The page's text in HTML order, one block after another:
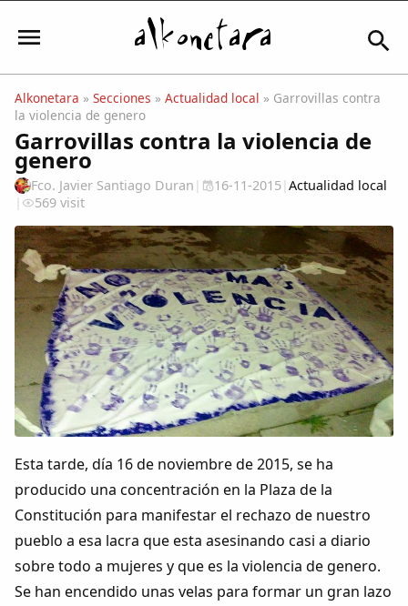
Iniciar sesión
Mi Cuenta
El Tiempo
Actualidad
Comunidad
Colaboradores
AlkoTV
Biblioteca
Periódico Alconétar
Alkonetara » Secciones » Actualidad local » Garrovillas contra
la violencia de genero
Garrovillas contra la violencia de
genero
Fco. Javier Santiago Duran | 16-11-2015| Actualidad local
|
569 visit
Esta tarde, día 16 de noviembre de 2015, se ha
producido una concentración en la Plaza de la
Constitución para manifestar el rechazo de nuestro
pueblo a esa lacra que esta asesinando casi a diario
sobre todo a mujeres y que es la violencia de genero.
Se han encendido unas velas para formar un gran lazo